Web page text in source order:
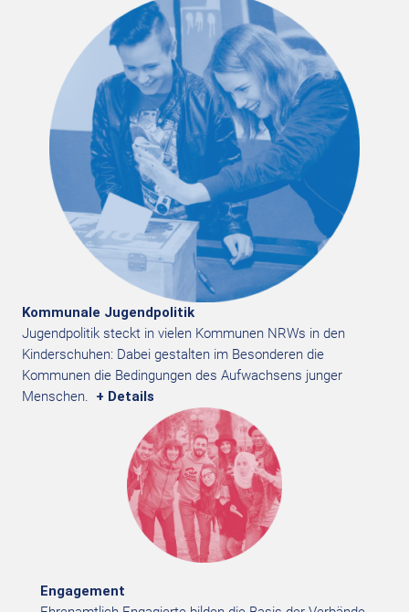
Kommunale Jugendpolitik
Jugendpolitik steckt in vielen Kommunen NRWs in den
Kinderschuhen: Dabei gestalten im Besonderen die
Kommunen die Bedingungen des Aufwachsens junger
Menschen. + Details
Engagement